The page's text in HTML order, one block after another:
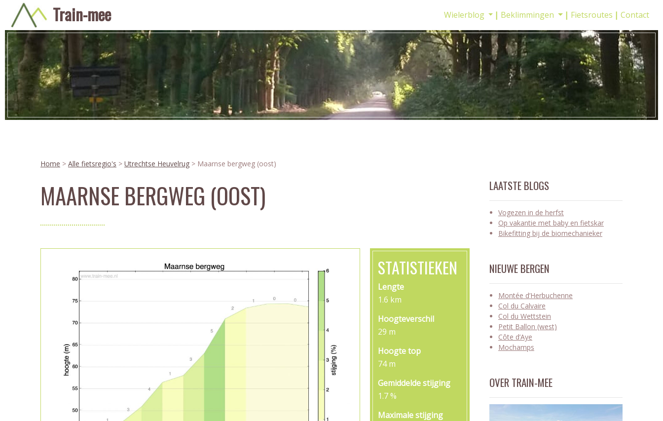
Train-mee Wielerblog Beklimmingen Fietsroutes Contact
Home > Alle fietsregio's > Utrechtse Heuvelrug > Maarnse bergweg (oost)
MAARNSE BERGWEG (OOST)
STATISTIEKEN
Lengte
1.6 km
Hoogteverschil
29 m
Hoogte top
74 m
Gemiddelde stijging
1.7 %
Maximale stijging
LAATSTE BLOGS
Vogezen in de herfst
Op vakantie met baby en fietskar
Bikefitting bij de biomechanieker
NIEUWE BERGEN
Montée d’Herbuchenne
Col du Calvaire
Col du Wettstein
Petit Ballon (west)
Côte d’Aye
Mochamps
OVER TRAIN-MEE